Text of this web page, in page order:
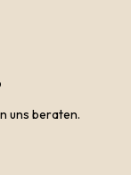
uns beraten.